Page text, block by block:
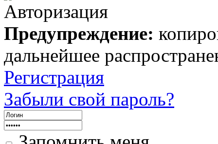
Авторизация
Предупреждение:
дальнейшее
Регистрация
Забыли свой пароль?